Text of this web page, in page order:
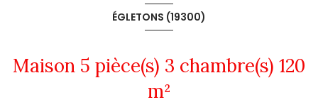
ÉGLETONS (19300)
Maison 5 pièce(s) 3 chambre(s) 120
m²